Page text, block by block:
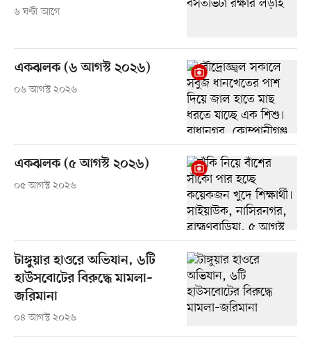
৬ ঘণ্টা আগে
একঝলক (৬ আগস্ট ২০২৬)
০৬ আগস্ট ২০২৬
একঝলক (৫ আগস্ট ২০২৬)
০৫ আগস্ট ২০২৬
টাঙ্গুয়ার হাওরে অভিযান, ৬টি
হাউসবোটের বিরুদ্ধে মামলা–
জরিমানা
০৪ আগস্ট ২০২৬